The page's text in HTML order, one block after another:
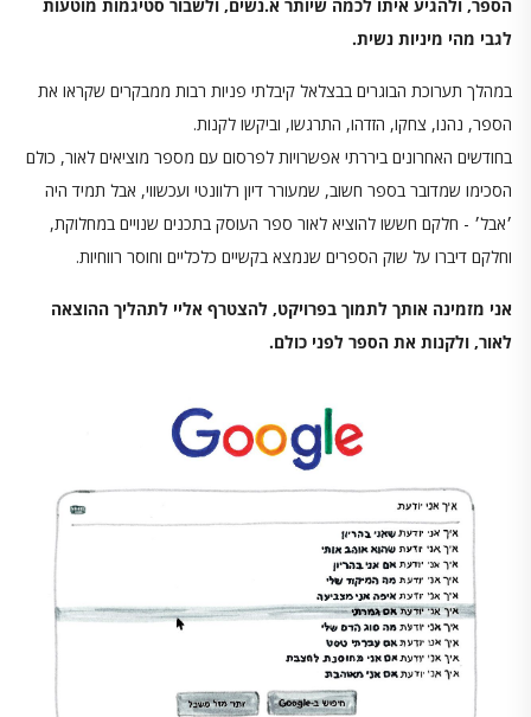
הספר, ולהגיע איתו לכמה שיותר א.נשים, ולשבור סטיגמות מוטעות
לגבי מהי מיניות נשית.
במהלך תערוכת הבוגרים בבצלאל קיבלתי פניות רבות ממבקרים שקראו את
הספר, נהנו, צחקו, הזדהו, התרגשו, וביקשו לקנות.
בחודשים האחרונים ביררתי אפשרויות לפרסום עם מספר מוציאים לאור, כולם
הסכימו שמדובר בספר חשוב, שמעורר דיון רלוונטי ועכשווי, אבל תמיד היה
׳אבל׳ - חלקם חששו להוציא לאור ספר העוסק בתכנים שנויים במחלוקת,
וחלקם דיברו על שוק הספרים שנמצא בקשיים כלכליים וחוסר רווחיות.
אני מזמינה אותך לתמוך בפרויקט, להצטרף אליי לתהליך ההוצאה
לאור, ולקנות את הספר לפני כולם.